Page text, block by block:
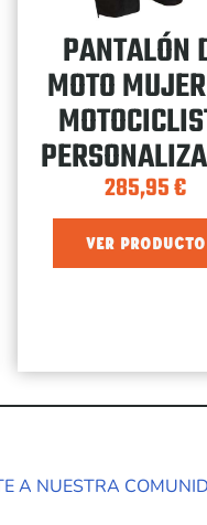
PANTALÓN
MOTO
285,95€
VER PRODUCTO
A NUESTRA